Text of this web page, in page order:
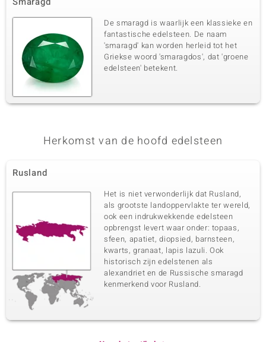
De smaragd is waarlijk een klassieke en
fantastische edelsteen. De naam
'smaragd' kan worden herleid tot het
Griekse woord 'smaragdos', dat 'groene
edelsteen' betekent.
Herkomst van de hoofd edelsteen
Rusland
Het is niet verwonderlijk dat Rusland,
als grootste landoppervlakte ter wereld,
ook een indrukwekkende edelsteen
opbrengst levert waar onder: topaas,
sfeen, apatiet, diopsied, barnsteen,
kwarts, granaat, lapis lazuli. Ook
historisch zijn edelstenen als
alexandriet en de Russische smaragd
kenmerkend voor Rusland.